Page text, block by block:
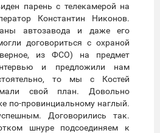
парень с телекамерой на
Константин Никонов.
автозавода и даже его
договориться с охраной
из ФСО) на предмет
и предложили нам
то мы с Костей
свой план. Довольно
по-провинциальному наглый.
Договорились так.
шнуре подсоединяем к